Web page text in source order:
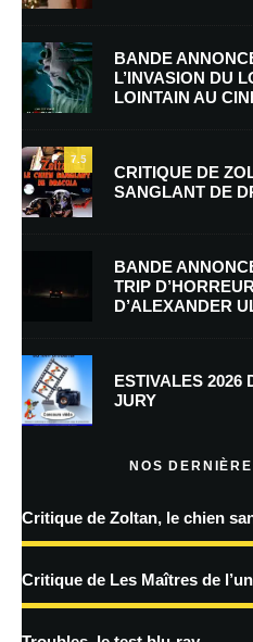
Nom*
E-mail*
Enregistrer mon nom, mon e-
Prévenez-moi de tous les nouveaux
Prévenez-moi de tous les nouveaux
traitées
BANDE
L’INVASION DU
LOINTAIN AU
7.5
CRITIQUE DE
SANGLANT DE
BANDE
TRIP
D’ALEXANDER
ESTIVALES 2026
JURY
NOS
Critique de Zoltan, le chien
Critique de Les Maîtres de